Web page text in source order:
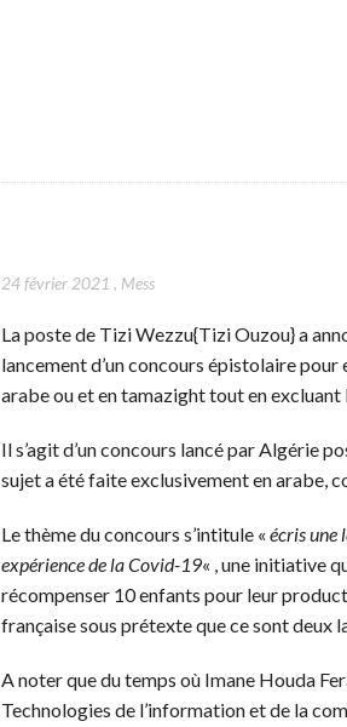
24 février 2021 , Mess
La poste de Tizi Wezzu{Tizi Ouzou} a
lancement d’un concours épistolaire
arabe ou et en tamazight tout en excluant
Il s’agit d’un concours lancé par Algérie
sujet a été faite exclusivement en arabe,
Le thème du concours s’intitule «écris une
expérience de la Covid-19« , une initiative
récompenser 10 enfants pour leur
française sous prétexte que ce sont deux
A noter que du temps où Imane Houda
Technologies de l’information et de la